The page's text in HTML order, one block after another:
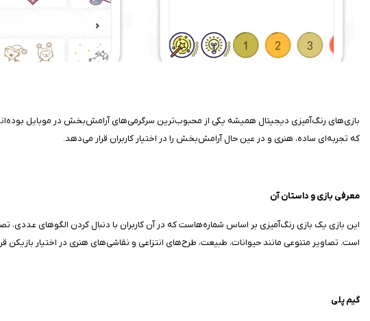
که تجربه‌ای ساده، هنری و در عین حال آرامش‌بخش را در اختیار کاربران قرار می‌دهد.
معرفی بازی و داستان آن
این بازی یک بازی رنگ‌آمیزی بر اساس شماره‌هاست که در آن کاربران با دنبال کردن الگوهای عددی،
است. تصاویر متنوعی مانند حیوانات، طبیعت، طرح‌های انتزاعی و نقاشی‌های هنری در اختیار بازیکن
گیم‌ پلی